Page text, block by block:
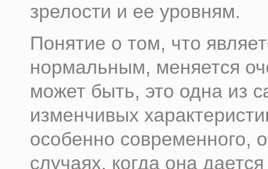
зрелости и ее уровням.
Понятие о том, что
нормальным, меняется
может быть, это одна из
изменчивых
особенно современного,
случаях, когда она